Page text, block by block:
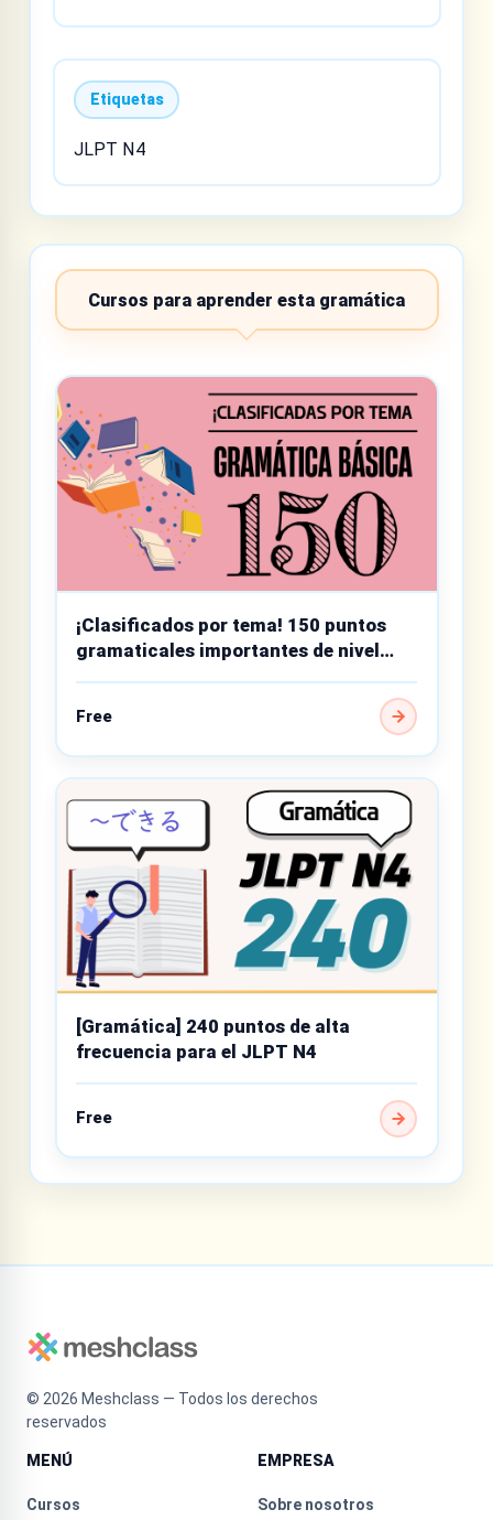
Etiquetas
JLPT N4
Cursos para aprender esta gramática
¡Clasificados por tema! 150 puntos
gramaticales importantes de nivel
Free
[Gramática] 240 puntos de alta
frecuencia para el JLPT N4
Free
© 2026 Meshclass — Todos los derechos
reservados
MENÚ
Cursos
EMPRESA
Sobre nosotros